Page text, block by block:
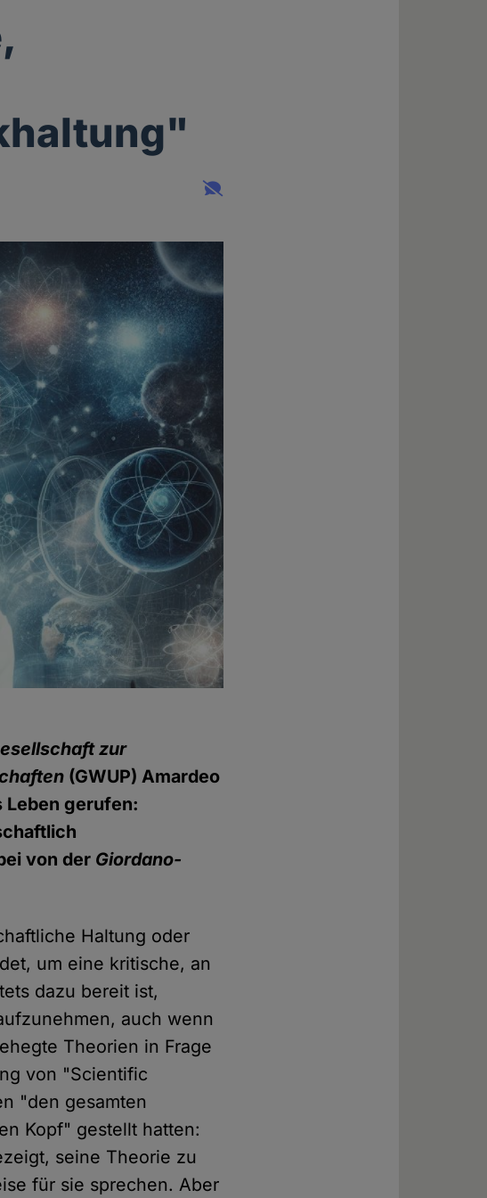
zur
(GWUP) Amardeo
Leben gerufen:
von der Giordano-
Haltung oder
um eine kritische, an
dazu bereit ist,
auch wenn
Theorien in Frage
von "Scientific
"den gesamten
Kopf" gestellt hatten:
seine Theorie zu
für sie sprechen. Aber